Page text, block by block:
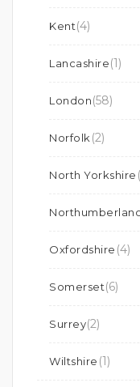
Kent(4)
Lancashire(1)
London(58)
Norfolk (2)
North Yorkshire
Oxfordshire (4)
Somerset(6)
Surrey(2)
Wiltshire (1)